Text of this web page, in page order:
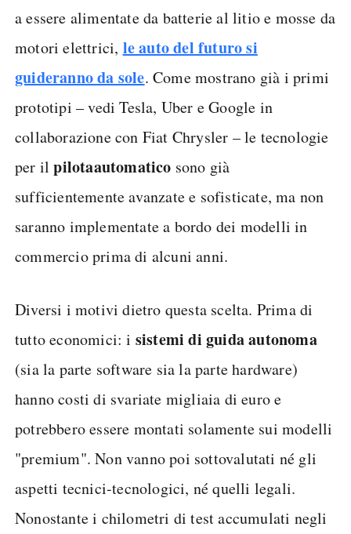
a essere alimentate da batterie al litio e mosse da
motori elettrici, le auto del futuro si
guideranno da sole. Come mostrano già i primi
prototipi – vedi Tesla, Uber e Google in
collaborazione con Fiat Chrysler – le tecnologie
per ilpilotaautomatico sono già
sufficientemente avanzate e sofisticate, ma non
saranno implementate a bordo dei modelli in
commercio prima di alcuni anni.
Diversi i motivi dietro questa scelta. Prima di
tutto economici: i sistemi di guida autonoma
(sia la parte software sia la parte hardware)
hanno costi di svariate migliaia di euro e
potrebbero essere montati solamente sui modelli
"premium". Non vanno poi sottovalutati né gli
aspetti tecnici-tecnologici, né quelli legali.
Nonostante i chilometri di test accumulati negli